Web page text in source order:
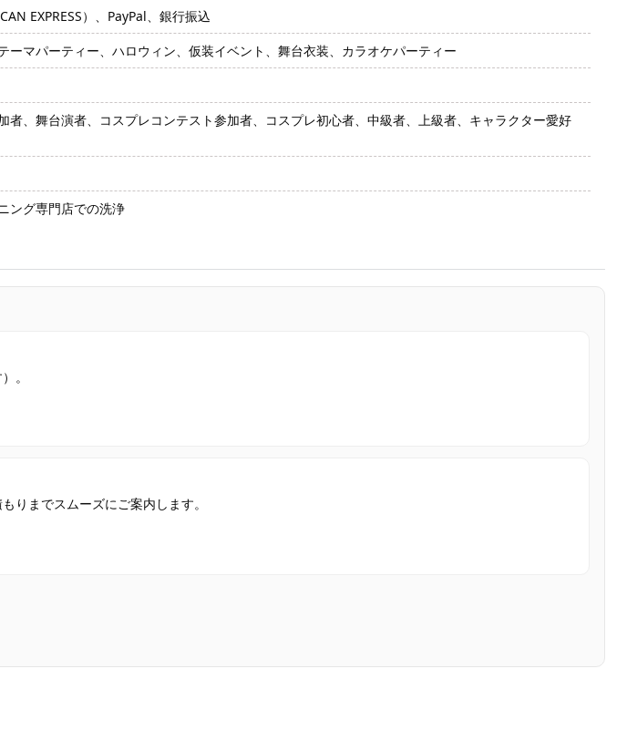
EXPRESS）、PayPal、銀行振込
マパーティー、ハロウィン、仮装イベント、舞台衣装、カラオケパーティー
、舞台演者、コスプレコンテスト参加者、コスプレ初心者、中級者、上級者、キャラクター愛好
ング専門店での洗浄
。
りまでスムーズにご案内します。